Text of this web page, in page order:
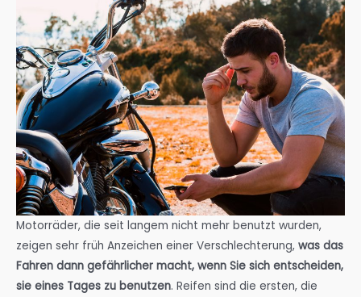
Motorräder, die seit langem nicht mehr benutzt wurden,
zeigen sehr früh Anzeichen einer Verschlechterung, was das
Fahren dann gefährlicher macht, wenn Sie sich entscheiden,
sie eines Tages zu benutzen. Reifen sind die ersten, die